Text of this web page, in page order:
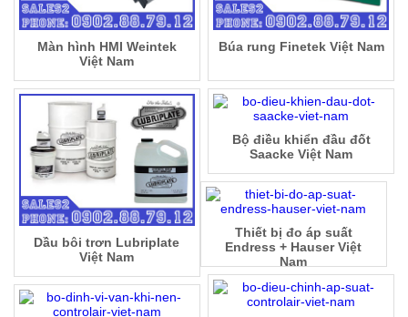
Màn hình HMI Weintek
Việt Nam
Búa rung Finetek Việt Nam
Dầu bôi trơn Lubriplate
Việt Nam
Bộ điều khiển đầu đốt
Saacke Việt Nam
Thiết bị đo áp suất
Endress + Hauser Việt
Nam